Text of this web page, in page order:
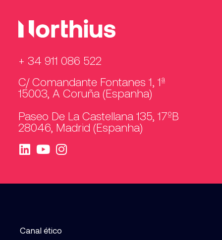
+ 34 911 086 522
C/ Comandante Fontanes 1, 1ª
15003, A Coruña (Espanha)
Paseo De La Castellana 135, 17ºB
28046, Madrid (Espanha)
Canal ético